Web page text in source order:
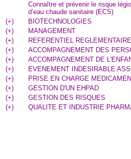
Connaître et prévenir le risque
d’eau chaude sanitaire (ECS)
(+)
BIOTECHNOLOGIES
(+)
MANAGEMENT
(+)
REFERENTIEL REGLEMENTAIRE
(+)
ACCOMPAGNEMENT DES
(+)
ACCOMPAGNEMENT DE
(+)
EVENEMENT INDESIRABLE
(+)
PRISE EN CHARGE
(+)
GESTION D'UN EHPAD
(+)
GESTION DES RISQUES
(+) QUALITE ET INDUSTRIE